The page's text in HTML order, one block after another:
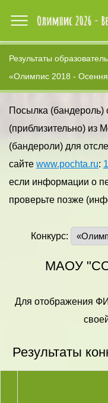
Результаты
«Олимпис 2018 -
Посылка (бандероль)
(приблизительно) из
(бандероли) для
сайте www.pochta.ru:
если информации о
проверьте позже
Конкурс:
МАОУ
Для отображения
Результаты